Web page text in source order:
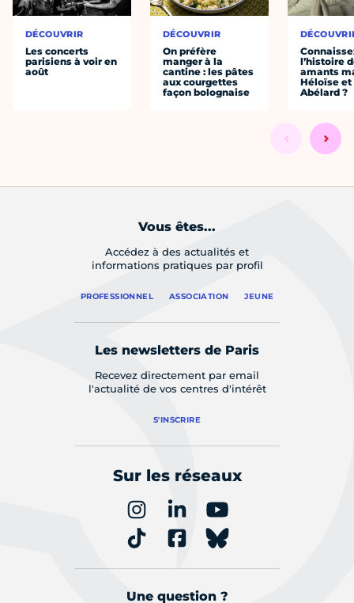
DÉCOUVRIR
Les concerts
parisiens à voir en
août
DÉCOUVRIR
On préfère
manger à la
cantine : les pâtes
aux courgettes
façon bolognaise
l’histoire
amants
Héloïse et
Abélard ?
Vous êtes...
Accédez à des actualités et
informations pratiques par profil
PROFESSIONNEL ASSOCIATION JEUNE
Les newsletters de Paris
Recevez directement par email
l'actualité de vos centres d'intérêt
S'INSCRIRE
Sur les réseaux
Une question ?